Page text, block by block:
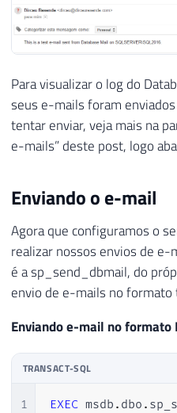
Para visualizar o log do
seus e-mails foram
tentar enviar, veja mais na
e-mails” deste post, logo
Enviando o e-mail
Agora que configuramos o
realizar nossos envios de
é a sp_send_dbmail, do
envio de e-mails no formato
Enviando e-mail no formato
TRANSACT-SQL
1
EXEC msdb . dbo .